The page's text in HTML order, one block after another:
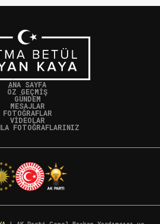
ANA SAYFA
ÖZ GEÇMİŞ
GÜNDEM
MESAJLAR
FOTOĞRAFLAR
VİDEOLAR
FOTOĞRAFLARINIZ